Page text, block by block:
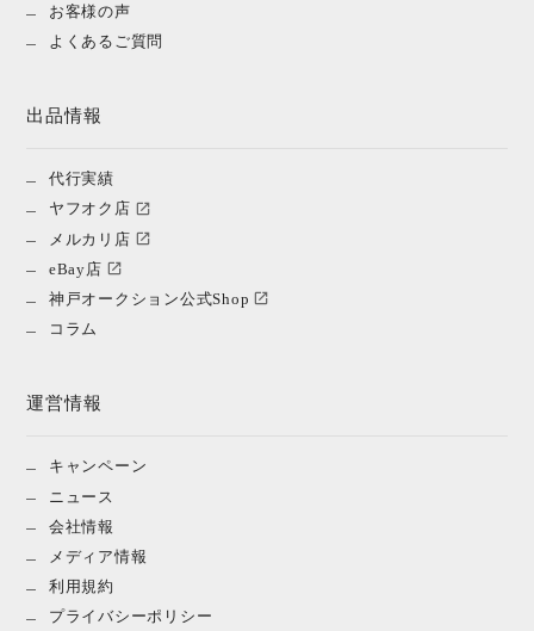
お客様の声
よくあるご質問
出品情報
代行実績
ヤフオク店
メルカリ店
eBay店
神戸オークション公式Shop
コラム
運営情報
キャンペーン
ニュース
会社情報
メディア情報
利用規約
プライバシーポリシー